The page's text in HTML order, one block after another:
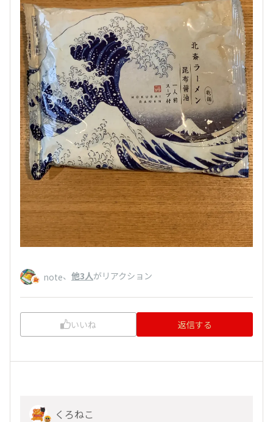
note、 他3人がリアクション
いいね 返信する
くろねこ